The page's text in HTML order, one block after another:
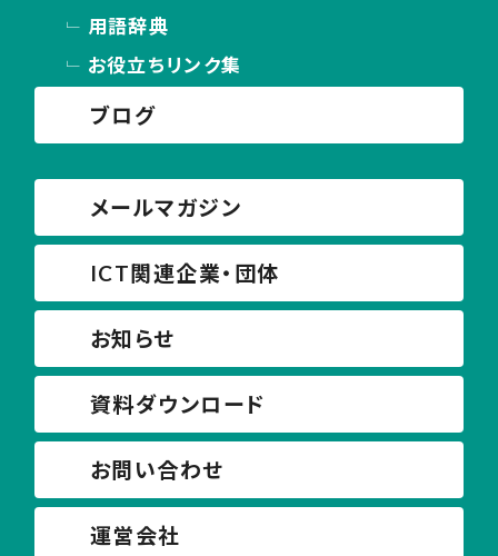
用語辞典
お役立ちリンク集
ブログ
メールマガジン
ICT関連企業・団体
お知らせ
資料ダウンロード
お問い合わせ
運営会社